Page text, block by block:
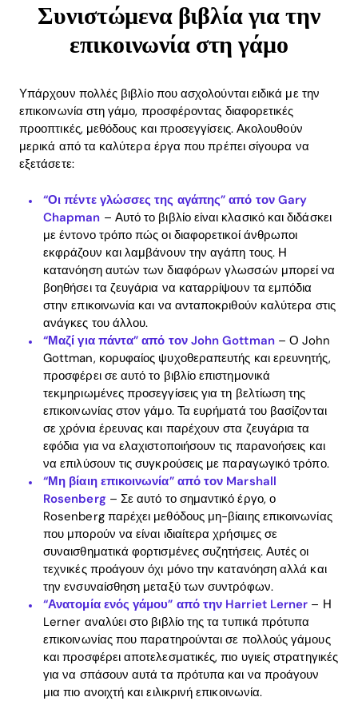
Συνιστώμενα βιβλία για την
επικοινωνία στη γάμο
Υπάρχουν πολλές βιβλίο που ασχολούνται ειδικά με την
επικοινωνία στη γάμο, προσφέροντας διαφορετικές
προοπτικές, μεθόδους και προσεγγίσεις. Ακολουθούν
μερικά από τα καλύτερα έργα που πρέπει σίγουρα να
εξετάσετε:
“Οι πέντε γλώσσες της αγάπης” από τον Gary
Chapman – Αυτό το βιβλίο είναι κλασικό και διδάσκει
με έντονο τρόπο πώς οι διαφορετικοί άνθρωποι
εκφράζουν και λαμβάνουν την αγάπη τους. Η
κατανόηση αυτών των διαφόρων γλωσσών μπορεί να
βοηθήσει τα ζευγάρια να καταρρίψουν τα εμπόδια
στην επικοινωνία και να ανταποκριθούν καλύτερα στις
ανάγκες του άλλου.
“Μαζί για πάντα” από τον John Gottman– Ο John
Gottman, κορυφαίος ψυχοθεραπευτής και ερευνητής,
προσφέρει σε αυτό το βιβλίο επιστημονικά
τεκμηριωμένες προσεγγίσεις για τη βελτίωση της
επικοινωνίας στον γάμο. Τα ευρήματά του βασίζονται
σε χρόνια έρευνας και παρέχουν στα ζευγάρια τα
εφόδια για να ελαχιστοποιήσουν τις παρανοήσεις και
να επιλύσουν τις συγκρούσεις με παραγωγικό τρόπο.
“Μη βίαιη επικοινωνία” από τον Marshall
Rosenberg– Σε αυτό το σημαντικό έργο, ο
Rosenberg παρέχει μεθόδους μη-βίαιης επικοινωνίας
που μπορούν να είναι ιδιαίτερα χρήσιμες σε
συναισθηματικά φορτισμένες συζητήσεις. Αυτές οι
τεχνικές προάγουν όχι μόνο την κατανόηση αλλά και
την ενσυναίσθηση μεταξύ των συντρόφων.
“Ανατομία ενός γάμου” από την Harriet Lerner – Η
Lerner αναλύει στο βιβλίο της τα τυπικά πρότυπα
επικοινωνίας που παρατηρούνται σε πολλούς γάμους
και προσφέρει αποτελεσματικές, πιο υγιείς στρατηγικές
για να σπάσουν αυτά τα πρότυπα και να προάγουν
μια πιο ανοιχτή και ειλικρινή επικοινωνία.